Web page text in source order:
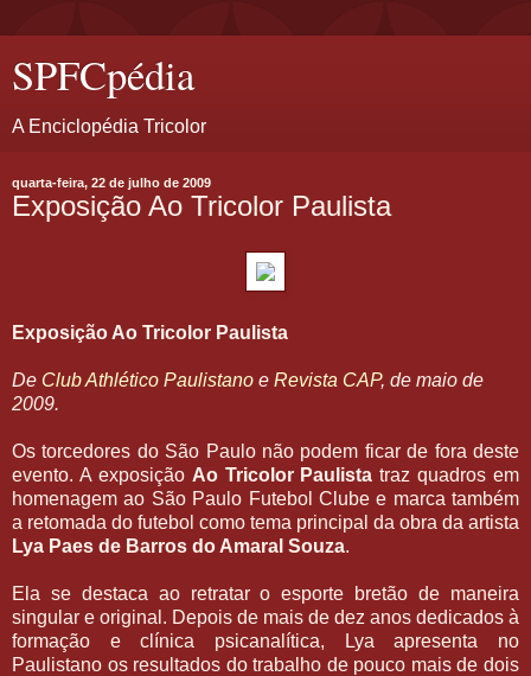
SPFCpédia
A Enciclopédia Tricolor
quarta-feira, 22 de julho de 2009
Exposição Ao Tricolor Paulista
Exposição Ao Tricolor Paulista
De Club Athlético Paulistano e Revista CAP, de maio de
2009.
Os torcedores do São Paulo não podem ficar de fora deste
evento. A exposição Ao Tricolor Paulista traz quadros em
homenagem ao São Paulo Futebol Clube e marca também
a retomada do futebol como tema principal da obra da artista
Lya Paes de Barros do Amaral Souza.
Ela se destaca ao retratar o esporte bretão de maneira
singular e original. Depois de mais de dez anos dedicados à
formação e clínica psicanalítica, Lya apresenta no
Paulistano os resultados do trabalho de pouco mais de dois